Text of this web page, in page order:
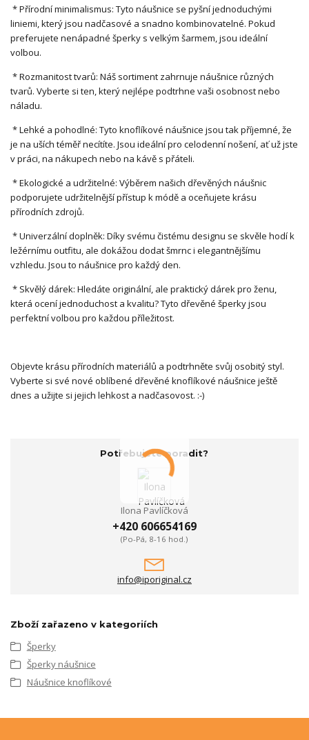
* Přírodní minimalismus: Tyto náušnice se pyšní jednoduchými
liniemi, který jsou nadčasové a snadno kombinovatelné. Pokud
preferujete nenápadné šperky s velkým šarmem, jsou ideální
volbou.
* Rozmanitost tvarů: Náš sortiment zahrnuje náušnice různých
tvarů. Vyberte si ten, který nejlépe podtrhne vaši osobnost nebo
náladu.
* Lehké a pohodlné: Tyto knoflíkové náušnice jsou tak příjemné, že
je na uších téměř necítíte. Jsou ideální pro celodenní nošení, ať už jste
v práci, na nákupech nebo na kávě s přáteli.
* Ekologické a udržitelné: Výběrem našich dřevěných náušnic
podporujete udržitelnější přístup k módě a oceňujete krásu
přírodních zdrojů.
* Univerzální doplněk: Díky svému čistému designu se skvěle hodí k
ležérnímu outfitu, ale dokážou dodat šmrnc i elegantnějšímu
vzhledu. Jsou to náušnice pro každý den.
* Skvělý dárek: Hledáte originální, ale praktický dárek pro ženu,
která ocení jednoduchost a kvalitu? Tyto dřevěné šperky jsou
perfektní volbou pro každou příležitost.
Objevte krásu přírodních materiálů a podtrhněte svůj osobitý styl.
Vyberte si své nové oblíbené dřevěné knoflíkové náušnice ještě
dnes a užijte si jejich lehkost a nadčasovost. :-)
Potřebujete poradit?
Ilona Pavlíčková
+420 606654169
(Po-Pá, 8-16 hod.)
info@iporiginal.cz
Zboží zařazeno v kategoriích
Šperky
Šperky náušnice
Náušnice knoflíkové